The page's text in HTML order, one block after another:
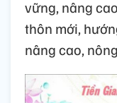
vững, nâng
thôn mới,
nâng cao,